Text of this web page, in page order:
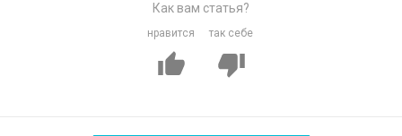
Как вам статья?
нравится так себе